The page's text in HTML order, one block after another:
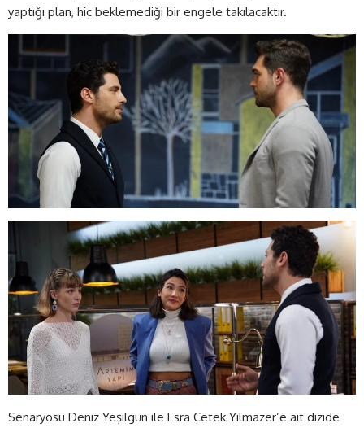
yaptığı plan, hiç beklemediği bir engele takılacaktır.
Senaryosu Deniz Yeşilgün ile Esra Çetek Yılmazer’e ait dizide